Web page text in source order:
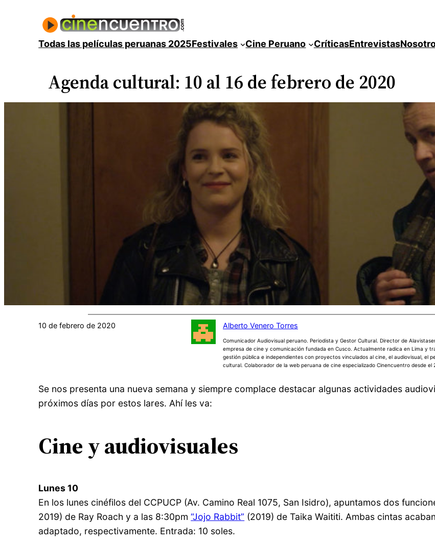
contenidoTodas las películas peruanas 2025Festivales Cine Peruano CríticasEntrevistas
Agenda cultural: 10 al 16 de febrero de 2020
10 de febrero de 2020 Alberto Venero Torres
Comunicador Audiovisual peruano. Periodista y Gestor Cultural. Director de
empresa de cine y comunicación fundada en Cusco. Actualmente radica en Lima y
gestión pública e independientes con proyectos vinculados al cine, el audiovisual, el
cultural. Colaborador de la web peruana de cine especializado Cinencuentro desde el
Se nos presenta una nueva semana y siempre complace destacar algunas actividades
próximos días por estos lares. Ahí les va:
Cine y audiovisuales
Lunes 10
En los lunes cinéfilos del CCPUCP (Av. Camino Real 1075, San Isidro), apuntamos dos
2019) de Ray Roach y a las 8:30pm“Jojo Rabbit” (2019) de Taika Waititi. Ambas cintas
adaptado, respectivamente. Entrada: 10 soles.